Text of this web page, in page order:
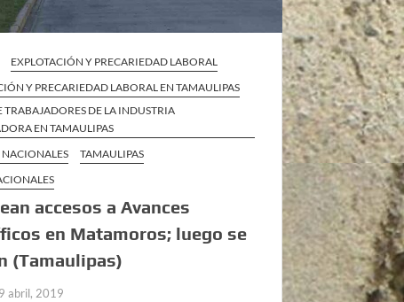
EXPLOTACIÓN Y PRECARIEDAD LABORAL
Y PRECARIEDAD LABORAL EN TAMAULIPAS
TRABAJADORES DE LA INDUSTRIA
EN TAMAULIPAS
TAMAULIPAS
accesos a Avances
en Matamoros; luego se
(Tamaulipas)
9 abril, 2019